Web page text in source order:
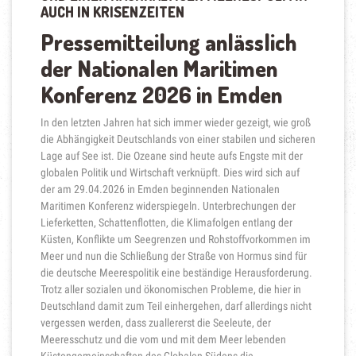
AUCH IN KRISENZEITEN
Pressemitteilung anlässlich
der Nationalen Maritimen
Konferenz 2026 in Emden
In den letzten Jahren hat sich immer wieder gezeigt, wie groß
die Abhängigkeit Deutschlands von einer stabilen und sicheren
Lage auf See ist. Die Ozeane sind heute aufs Engste mit der
globalen Politik und Wirtschaft verknüpft. Dies wird sich auf
der am 29.04.2026 in Emden beginnenden Nationalen
Maritimen Konferenz widerspiegeln. Unterbrechungen der
Lieferketten, Schattenflotten, die Klimafolgen entlang der
Küsten, Konflikte um Seegrenzen und Rohstoffvorkommen im
Meer und nun die Schließung der Straße von Hormus sind für
die deutsche Meerespolitik eine beständige Herausforderung.
Trotz aller sozialen und ökonomischen Probleme, die hier in
Deutschland damit zum Teil einhergehen, darf allerdings nicht
vergessen werden, dass zuallererst die Seeleute, der
Meeresschutz und die vom und mit dem Meer lebenden